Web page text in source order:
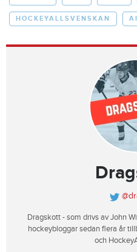
HOCKEYALLSVENSKAN
Dragskott - som drivs av John
hockeybloggar sedan flera år
och